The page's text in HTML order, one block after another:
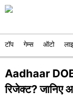
टॉप गेम्स ऑटो
Aadhaar DOB
रिजेक्ट? जानिए